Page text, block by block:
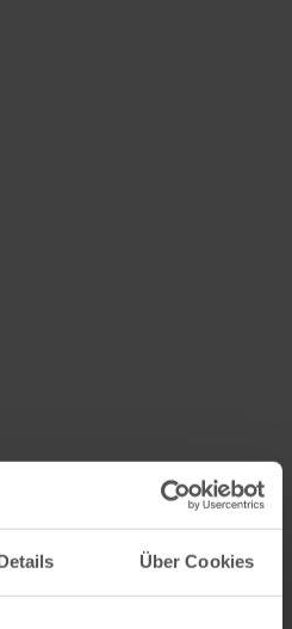
Über Cookies